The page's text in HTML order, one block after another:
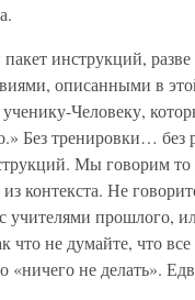
инструкций, разве
описанными в
Человеку,
Без тренировки… без
Мы говорим
контекста. Не
учителями прошлого,
что не думайте, что все
«ничего не делать».